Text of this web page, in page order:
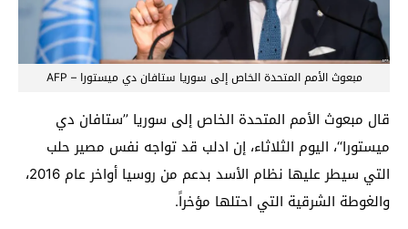
مبعوث الأمم المتحدة الخاص إلى سوريا ستافان دي ميستورا – AFP
قال مبعوث الأمم المتحدة الخاص إلى سوريا ’’ستافان دي
ميستورا‘‘، اليوم الثلاثاء، إن ادلب قد تواجه نفس مصير حلب
التي سيطر عليها نظام الأسد بدعم من روسيا أواخر عام 2016،
والغوطة الشرقية التي احتلها مؤخراً.